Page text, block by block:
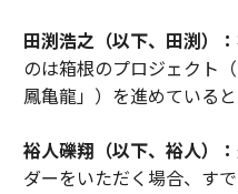
田渕浩之（以下、田渕）：
のは箱根のプロジェクト
鳳亀龍」）を進めていると
裕人礫翔（以下、裕人）：
ダーをいただく場合、す